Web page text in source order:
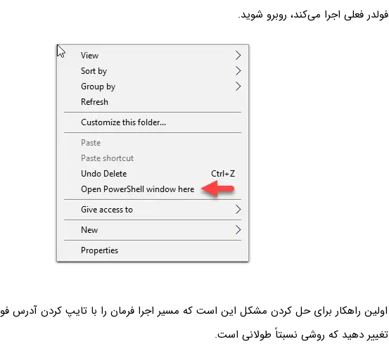
فولدر فعلی اجرا می‌کند، روبرو شوید.
اولین راهکار برای حل کردن مشکل این است که مسیر اجرا فرمان را با تایپ کردن آدرس
تغییر دهید که روشی نسبتاً طولانی است.